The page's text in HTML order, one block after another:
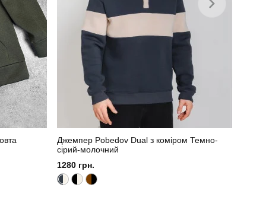
Джемпер Pobedov Dual з коміром Темно-
сірий-молочний
1280 грн.